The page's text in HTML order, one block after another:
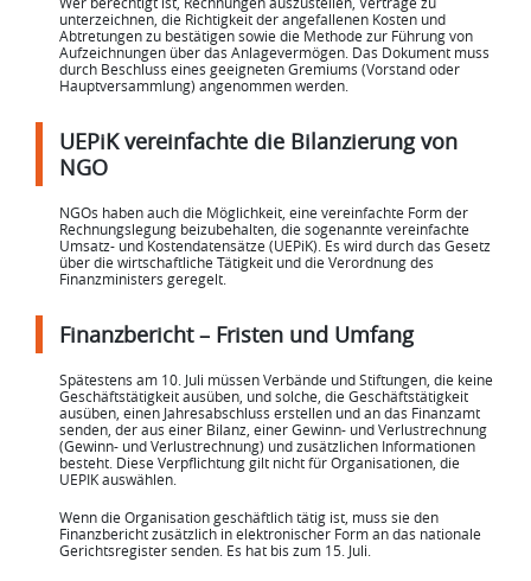
unterzeichnen, die Richtigkeit der angefallenen Kosten und
Abtretungen zu bestätigen sowie die Methode zur Führung von
Aufzeichnungen über das Anlagevermögen. Das Dokument muss
durch Beschluss eines geeigneten Gremiums (Vorstand oder
Hauptversammlung) angenommen werden.
UEPiK vereinfachte die Bilanzierung von
NGO
NGOs haben auch die Möglichkeit, eine vereinfachte Form der
Rechnungslegung beizubehalten, die sogenannte vereinfachte
Umsatz- und Kostendatensätze (UEPiK). Es wird durch das Gesetz
über die wirtschaftliche Tätigkeit und die Verordnung des
Finanzministers geregelt.
Finanzbericht – Fristen und Umfang
Spätestens am 10. Juli müssen Verbände und Stiftungen, die keine
Geschäftstätigkeit ausüben, und solche, die Geschäftstätigkeit
ausüben, einen Jahresabschluss erstellen und an das Finanzamt
senden, der aus einer Bilanz, einer Gewinn- und Verlustrechnung
(Gewinn- und Verlustrechnung) und zusätzlichen Informationen
besteht. Diese Verpflichtung gilt nicht für Organisationen, die
UEPIK auswählen.
Wenn die Organisation geschäftlich tätig ist, muss sie den
Finanzbericht zusätzlich in elektronischer Form an das nationale
Gerichtsregister senden. Es hat bis zum 15. Juli.